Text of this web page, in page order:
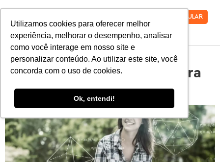
Utilizamos cookies para oferecer melhor
experiência, melhorar o desempenho, analisar
como você interage em nosso site e
personalizar conteúdo. Ao utilizar este site, você
concorda com o uso de cookies.
Ok, entendi!
VESTIBULAR
7 dicas de matemática para
arrasar na prova do ENEM